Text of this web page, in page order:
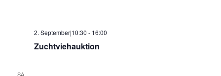
2. September|10:30 - 16:00
Zuchtviehauktion
SA